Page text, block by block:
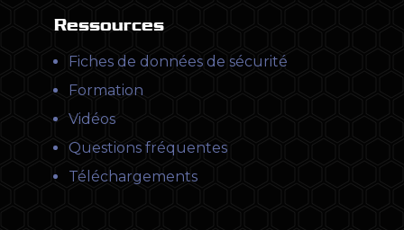
Ressources
Fiches de données de sécurité
Formation
Vidéos
Questions fréquentes
Téléchargements